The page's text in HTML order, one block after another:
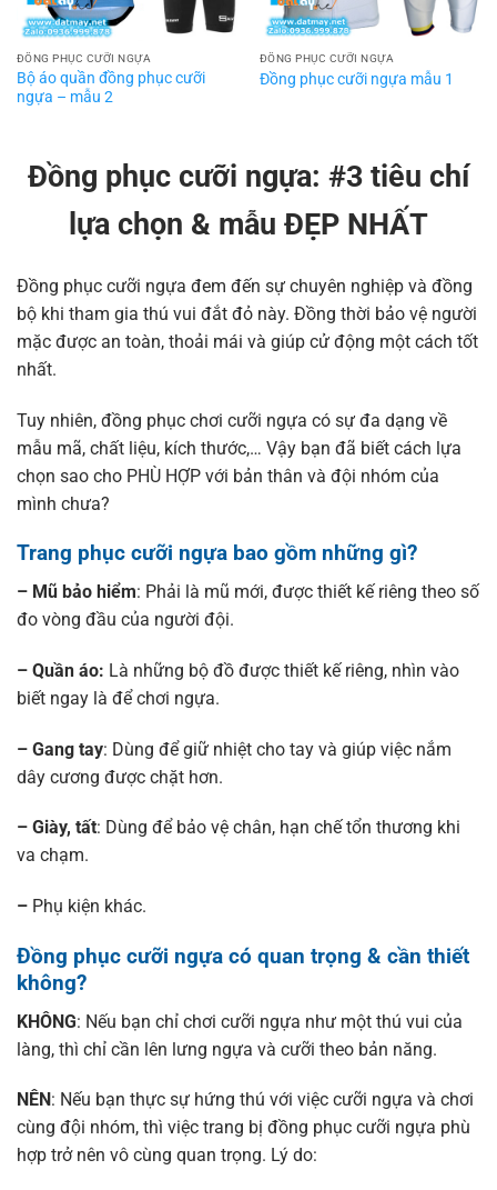
ĐỒNG PHỤC CƯỠI NGỰA
Bộ áo quần đồng phục cưỡi
ngựa – mẫu 2
ĐỒNG PHỤC CƯỠI NGỰA
Đồng phục cưỡi ngựa mẫu 1
Đồng phục cưỡi ngựa: #3 tiêu chí
lựa chọn & mẫu ĐẸP NHẤT
Đồng phục cưỡi ngựa đem đến sự chuyên nghiệp và đồng
bộ khi tham gia thú vui đắt đỏ này. Đồng thời bảo vệ người
mặc được an toàn, thoải mái và giúp cử động một cách tốt
nhất.
Tuy nhiên, đồng phục chơi cưỡi ngựa có sự đa dạng về
mẫu mã, chất liệu, kích thước,… Vậy bạn đã biết cách lựa
chọn sao cho PHÙ HỢP với bản thân và đội nhóm của
mình chưa?
Trang phục cưỡi ngựa bao gồm những gì?
– Mũ bảo hiểm: Phải là mũ mới, được thiết kế riêng theo số
đo vòng đầu của người đội.
– Quần áo: Là những bộ đồ được thiết kế riêng, nhìn vào
biết ngay là để chơi ngựa.
– Gang tay: Dùng để giữ nhiệt cho tay và giúp việc nắm
dây cương được chặt hơn.
– Giày, tất: Dùng để bảo vệ chân, hạn chế tổn thương khi
va chạm.
– Phụ kiện khác.
Đồng phục cưỡi ngựa có quan trọng & cần thiết
không?
KHÔNG: Nếu bạn chỉ chơi cưỡi ngựa như một thú vui của
làng, thì chỉ cần lên lưng ngựa và cưỡi theo bản năng.
NÊN : Nếu bạn thực sự hứng thú với việc cưỡi ngựa và chơi
cùng đội nhóm, thì việc trang bị đồng phục cưỡi ngựa phù
hợp trở nên vô cùng quan trọng. Lý do: